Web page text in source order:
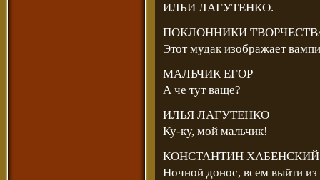
ИЛЬИ ЛАГУТЕНКО.
ПОКЛОННИКИ
Этот мудак изображает
МАЛЬЧИК ЕГОР
А че тут ваще?
ИЛЬЯ ЛАГУТЕНКО
Ку-ку, мой мальчик!
КОНСТАНТИН ХАБЕНСКИЙ
Ночной донос, всем выйти